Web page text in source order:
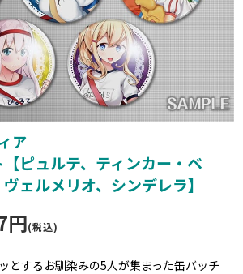
ア
ピュルテ、ティンカー・ベ
ェルメリオ、シンデレラ】
円(税込)
とするお馴染みの5人が集まった缶バッチ